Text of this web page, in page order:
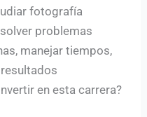
fotografía
problemas
manejar tiempos,
en esta carrera?